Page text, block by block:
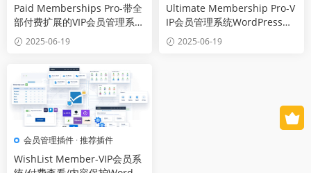
Paid Memberships Pro-带全
部付费扩展的VIP会员管理系统
插件[更至v3.4.3]
2025-06-19
Ultimate Membership Pro-V
IP会员管理系统WordPress插
件[更至v12.9]
2025-06-19
会员管理插件 ·推荐插件
WishList Member-VIP会员系